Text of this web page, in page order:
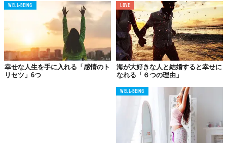
分に許可していないから。
よく周りを見渡してみてください。そんなに才能があるわけでも
ないのに、幸運に恵まれている人っていると思います。そういう
人は、自分に対して「許可」することができているんです。実力
そのものよりも、「自分が幸せになっていい」と思っているかど
うかの方がずっと影響力が大きいのです。
思考は必ず現実になる
ことに気づいていない
WELL-BEING
幸せな人生を手に入れる「感情のト
リセツ」6つ
LOVE
海が大好きな人と結婚すると幸せに
なれる「６つの理由」
WELL-BEING